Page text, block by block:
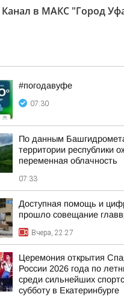
Канал в МАКС "Город
#погодавуфе
07:30
По данным
территории республики
переменная облачность
07:33
Доступная помощь и
прошло совещание
Вчера, 22:27
Церемония открытия
России 2026 года по
среди сильнейших
субботу в Екатеринбурге